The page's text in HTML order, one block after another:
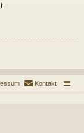
Kontakt